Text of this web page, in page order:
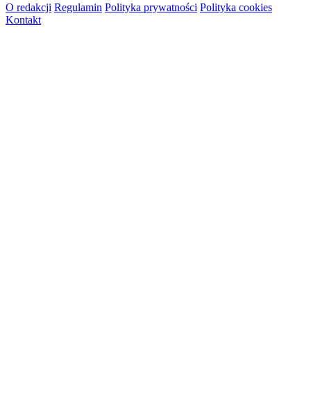
O redakcji Regulamin Polityka prywatności Polityka cookies
Kontakt